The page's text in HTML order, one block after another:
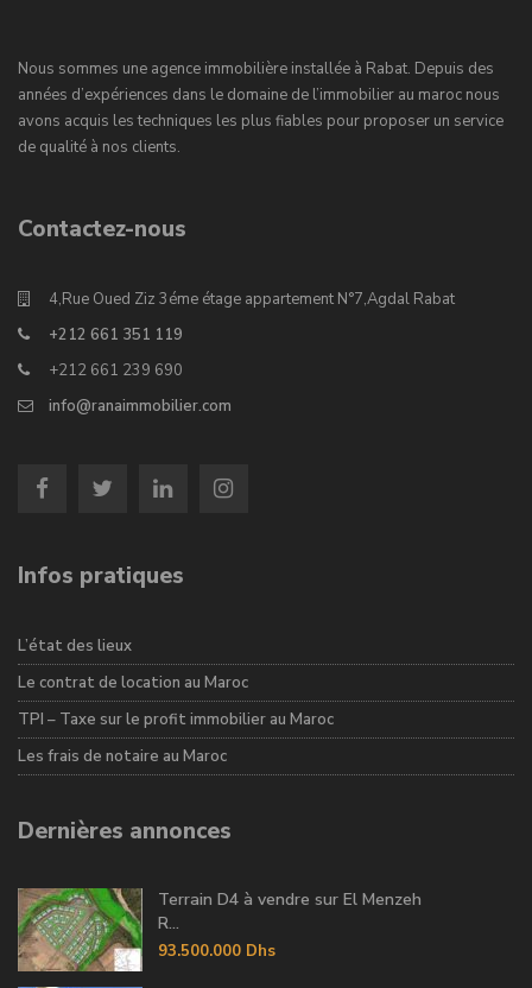
Nous sommes une agence immobilière installée à Rabat. Depuis des
années d’expériences dans le domaine de l’immobilier au maroc nous
avons acquis les techniques les plus fiables pour proposer un service
de qualité à nos clients.
Contactez-nous
4,Rue Oued Ziz 3éme étage appartement N°7,Agdal Rabat
+212 661 351 119
+212 661 239 690
info@ranaimmobilier.com
Infos pratiques
L’état des lieux
Le contrat de location au Maroc
TPI – Taxe sur le profit immobilier au Maroc
Les frais de notaire au Maroc
Dernières annonces
Terrain D4 à vendre sur El Menzeh
R...
93.500.000 Dhs